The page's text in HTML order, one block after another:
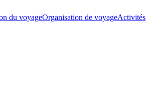
du voyageOrganisation de voyageActivités